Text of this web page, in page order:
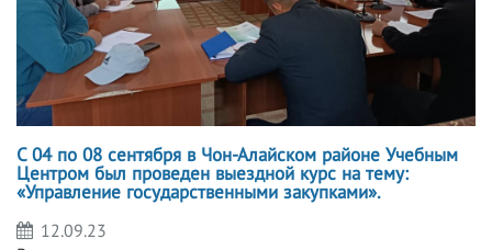
C 04 по 08 сентября в Чон-Алайском районе Учебным
Центром был проведен выездной курс на тему:
«Управление государственными закупками».
12.09.23